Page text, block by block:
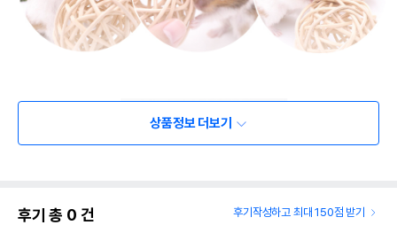
상품정보 더보기
후기 총 0 건 후기작성하고 최대 150점 받기